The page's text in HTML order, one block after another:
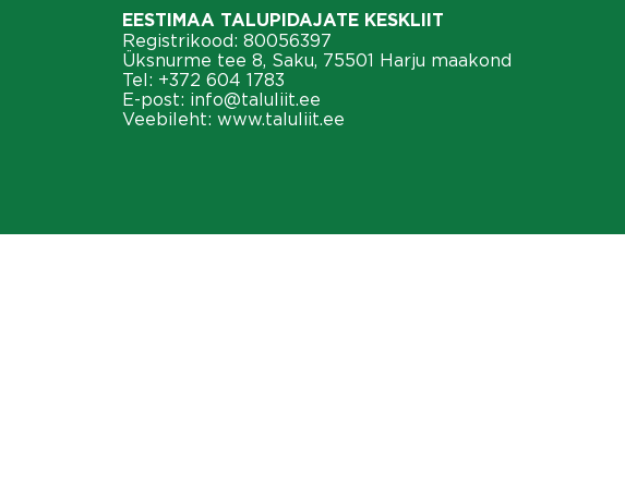
EESTIMAA TALUPIDAJATE KESKLIIT
Registrikood: 80056397
Üksnurme tee 8, Saku, 75501 Harju maakond
Tel: +372 604 1783
E-post: info@taluliit.ee
Veebileht: www.taluliit.ee